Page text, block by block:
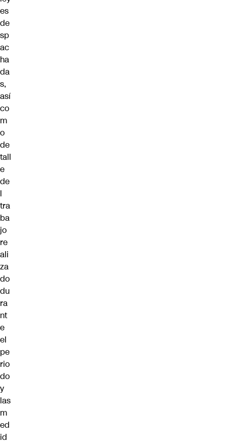
es
de
sp
ac
ha
da
s,
así
co
m
o
de
tall
e
de
l
tra
ba
jo
re
ali
za
do
du
ra
nt
e
el
pe
rio
do
y
las
m
ed
id